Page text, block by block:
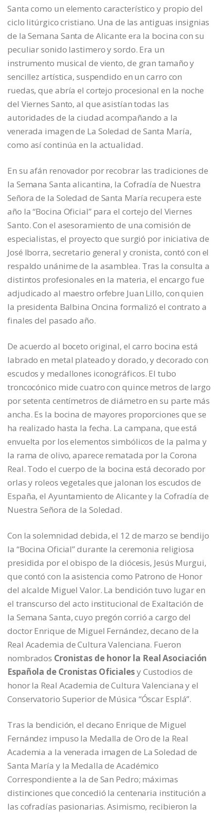
Santa como un elemento característico y propio del
ciclo litúrgico cristiano. Una de las antiguas insignias
de la Semana Santa de Alicante era la bocina con su
peculiar sonido lastimero y sordo. Era un
instrumento musical de viento, de gran tamaño y
sencillez artística, suspendido en un carro con
ruedas, que abría el cortejo procesional en la noche
del Viernes Santo, al que asistían todas las
autoridades de la ciudad acompañando a la
venerada imagen de La Soledad de Santa María,
como así continúa en la actualidad.
En su afán renovador por recobrar las tradiciones de
la Semana Santa alicantina, la Cofradía de Nuestra
Señora de la Soledad de Santa María recupera este
año la “Bocina Oficial” para el cortejo del Viernes
Santo. Con el asesoramiento de una comisión de
especialistas, el proyecto que surgió por iniciativa de
José Iborra, secretario general y cronista, contó con el
respaldo unánime de la asamblea. Tras la consulta a
distintos profesionales en la materia, el encargo fue
adjudicado al maestro orfebre Juan Lillo, con quien
la presidenta Balbina Oncina formalizó el contrato a
finales del pasado año.
De acuerdo al boceto original, el carro bocina está
labrado en metal plateado y dorado, y decorado con
escudos y medallones iconográficos. El tubo
troncocónico mide cuatro con quince metros de largo
por setenta centímetros de diámetro en su parte más
ancha. Es la bocina de mayores proporciones que se
ha realizado hasta la fecha. La campana, que está
envuelta por los elementos simbólicos de la palma y
la rama de olivo, aparece rematada por la Corona
Real. Todo el cuerpo de la bocina está decorado por
orlas y roleos vegetales que jalonan los escudos de
España, el Ayuntamiento de Alicante y la Cofradía de
Nuestra Señora de la Soledad.
Con la solemnidad debida, el 12 de marzo se bendijo
la “Bocina Oficial” durante la ceremonia religiosa
presidida por el obispo de la diócesis, Jesús Murgui,
que contó con la asistencia como Patrono de Honor
del alcalde Miguel Valor. La bendición tuvo lugar en
el transcurso del acto institucional de Exaltación de
la Semana Santa, cuyo pregón corrió a cargo del
doctor Enrique de Miguel Fernández, decano de la
Real Academia de Cultura Valenciana. Fueron
nombrados Cronistas de honor la Real Asociación
Española de Cronistas Oficialesy Custodios de
honor la Real Academia de Cultura Valenciana y el
Conservatorio Superior de Música “Óscar Esplá”.
Tras la bendición, el decano Enrique de Miguel
Fernández impuso la Medalla de Oro de la Real
Academia a la venerada imagen de La Soledad de
Santa María y la Medalla de Académico
Correspondiente a la de San Pedro; máximas
distinciones que concedió la centenaria institución a
las cofradías pasionarias. Asimismo, recibieron la